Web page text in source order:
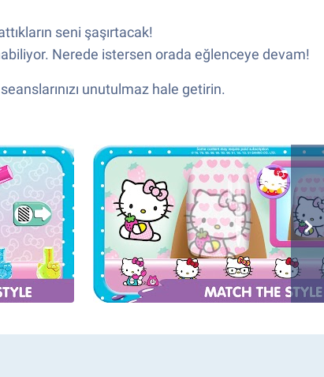
seni şaşırtacak!
Nerede istersen orada eğlenceye devam!
unutulmaz hale getirin.